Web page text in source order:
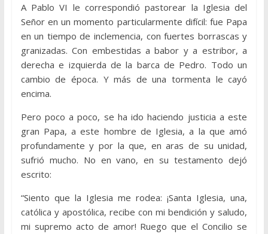
A Pablo VI le correspondió pastorear la Iglesia del
Señor en un momento particularmente difícil: fue Papa
en un tiempo de inclemencia, con fuertes borrascas y
granizadas. Con embestidas a babor y a estribor, a
derecha e izquierda de la barca de Pedro. Todo un
cambio de época. Y más de una tormenta le cayó
encima.
Pero poco a poco, se ha ido haciendo justicia a este
gran Papa, a este hombre de Iglesia, a la que amó
profundamente y por la que, en aras de su unidad,
sufrió mucho. No en vano, en su testamento dejó
escrito:
“Siento que la Iglesia me rodea: ¡Santa Iglesia, una,
católica y apostólica, recibe con mi bendición y saludo,
mi supremo acto de amor! Ruego que el Concilio se